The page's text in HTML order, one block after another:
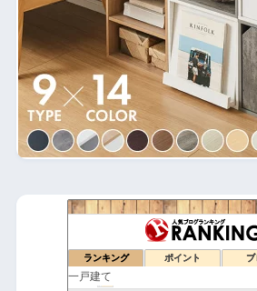
ランキング ポイント ブ
建具バカのマイホームの理想と
50才で自分の理想の家を建てま
168位 holly tunes
169位